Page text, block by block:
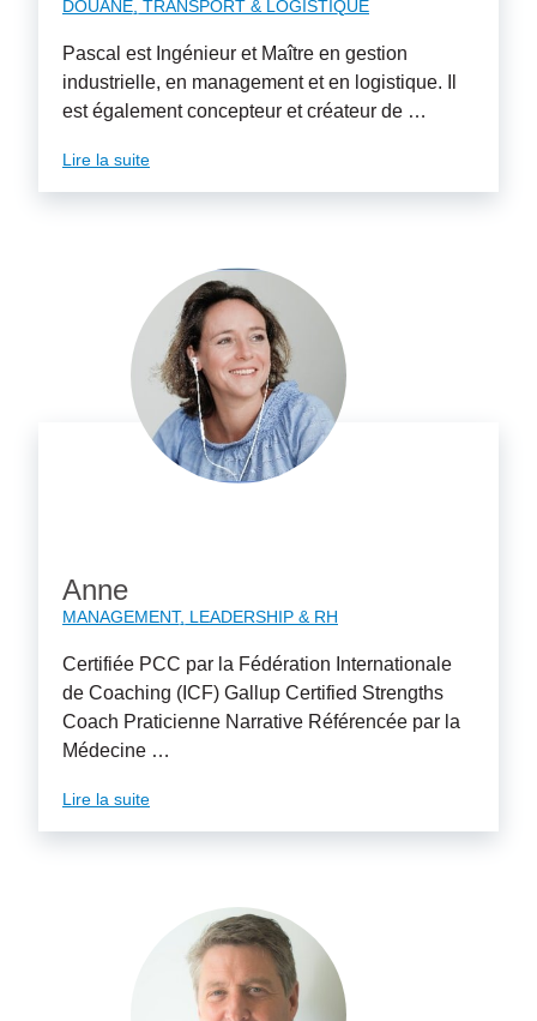
DOUANE, TRANSPORT & LOGISTIQUE
Pascal est Ingénieur et Maître en gestion
industrielle, en management et en logistique. Il
est également concepteur et créateur de …
Lire la suite
Anne
MANAGEMENT, LEADERSHIP & RH
Certifiée PCC par la Fédération Internationale
de Coaching (ICF) Gallup Certified Strengths
Coach Praticienne Narrative Référencée par la
Médecine …
Lire la suite